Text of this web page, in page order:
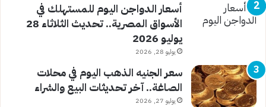
أسعار الدواجن اليوم للمستهلك في
الأسواق المصرية.. تحديث الثلاثاء 28
يوليو 2026
يوليو 28, 2026
سعر الجنيه الذهب اليوم في محلات
الصاغة.. آخر تحديثات البيع والشراء
يوليو 27, 2026